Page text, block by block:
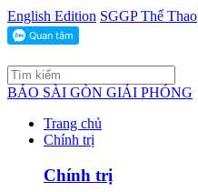
English Edition SGGP Thể Thao
BÁO SÀI GÒN GIẢI PHÓNG
Trang chủ
Chính trị
Chính trị